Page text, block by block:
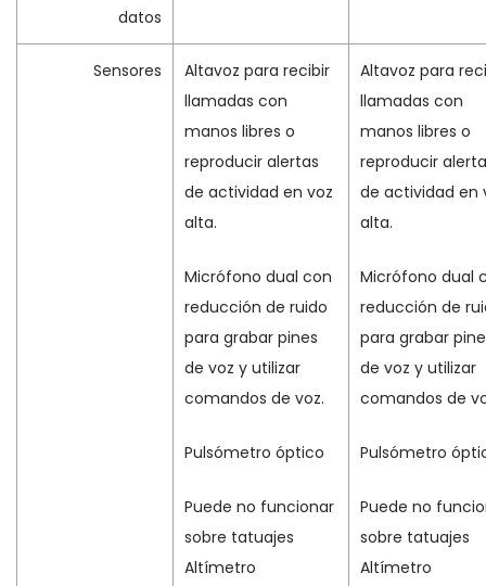
datos
Sensores
Altavoz para recibir
llamadas con
manos libres o
reproducir alertas
de actividad en voz
alta.
Micrófono dual con
reducción de ruido
para grabar pines
de voz y utilizar
comandos de voz.
Pulsómetro óptico
Puede no funcionar
sobre tatuajes
Altímetro
Altavoz para
llamadas con
manos libres o
reproducir
de actividad en
alta.
Micrófono dual
reducción de
para grabar
de voz y utilizar
comandos de
Pulsómetro
Puede no
sobre tatuajes
Altímetro